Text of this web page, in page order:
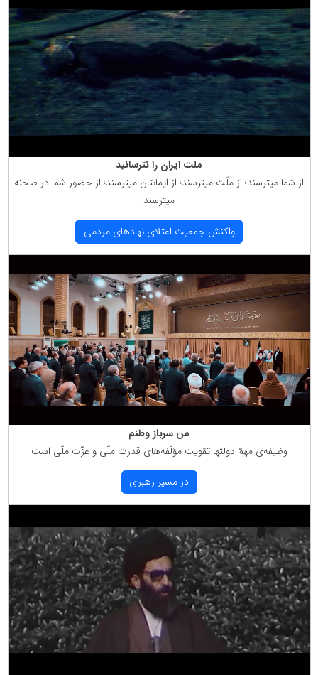
ملت ایران را نترسانید
از شما میترسند؛ از ملّت میترسند؛ از ایمانتان میترسند؛ از حضور شما در صحنه
میترسند
واكنش جمعیت اعتلای نهادهای مردمی
من سرباز وطنم
وظیفه‌ی مهمّ دولتها تقویت مؤلّفه‌های قدرت ملّی و عزّت ملّی است
در مسیر رهبری